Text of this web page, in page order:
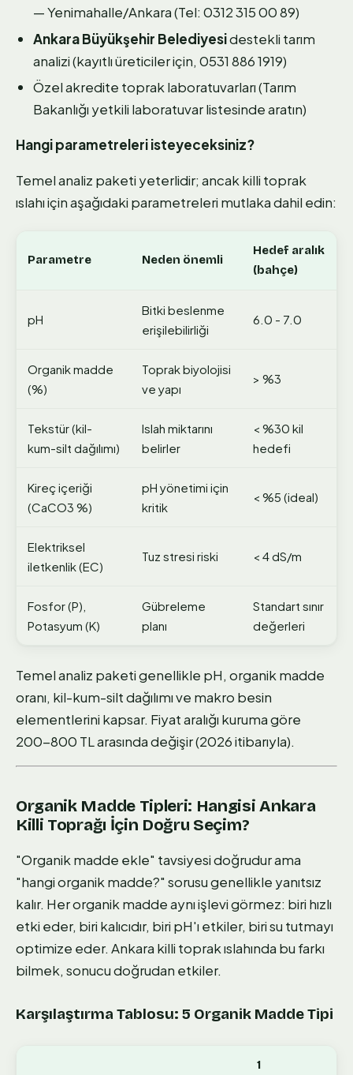
— Yenimahalle/Ankara (Tel: 0312 315 00 89)
Ankara Büyükşehir Belediyesidestekli tarım
analizi (kayıtlı üreticiler için, 0531 886 1919)
Özel akredite toprak laboratuvarları (Tarım
Bakanlığı yetkili laboratuvar listesinde aratın)
Hangi parametreleri isteyeceksiniz?
Temel analiz paketi yeterlidir; ancak killi toprak
ıslahı için aşağıdaki parametreleri mutlaka dahil edin:
Parametre Neden önemli
Hedef aralık
(bahçe)
pH
Bitki beslenme
erişilebilirliği
6.0 - 7.0
Organik madde
(%)
Toprak biyolojisi
ve yapı
> %3
Tekstür (kil-
kum-silt dağılımı)
Islah miktarını
belirler
< %30 kil
hedefi
Kireç içeriği
(CaCO3 %)
pH yönetimi için
kritik
< %5 (ideal)
Elektriksel
iletkenlik (EC)
Tuz stresi riski < 4 dS/m
Fosfor (P),
Potasyum (K)
Gübreleme
planı
Standart sınır
değerleri
Temel analiz paketi genellikle pH, organik madde
oranı, kil-kum-silt dağılımı ve makro besin
elementlerini kapsar. Fiyat aralığı kuruma göre
200-800 TL arasında değişir (2026 itibarıyla).
Organik Madde Tipleri: Hangisi Ankara
Killi Toprağı İçin Doğru Seçim?
"Organik madde ekle" tavsiyesi doğrudur ama
"hangi organik madde?" sorusu genellikle yanıtsız
kalır. Her organik madde aynı işlevi görmez: biri hızlı
etki eder, biri kalıcıdır, biri pH'ı etkiler, biri su tutmayı
optimize eder. Ankara killi toprak ıslahında bu farkı
bilmek, sonucu doğrudan etkiler.
Karşılaştırma Tablosu: 5 Organik Madde Tipi
1